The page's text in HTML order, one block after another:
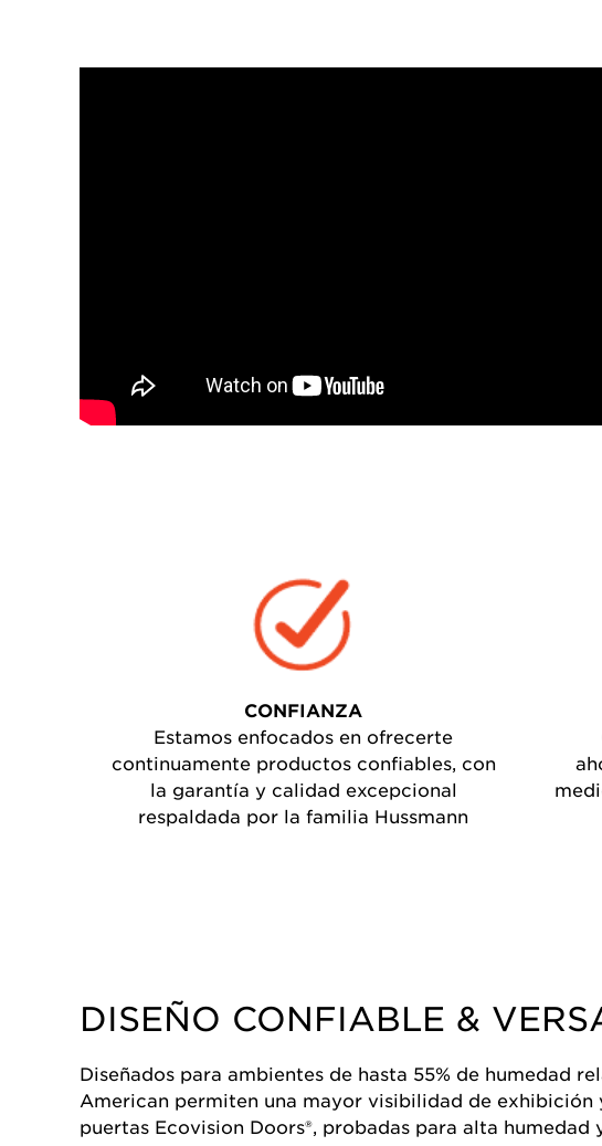
CONFIANZA
Estamos enfocados en ofrecerte
continuamente productos confiables, con
la garantía y calidad excepcional
respaldada por la familia Hussmann
DISEÑO CONFIABLE &
Diseñados para ambientes de hasta 55% de humedad
American permiten una mayor visibilidad de exhibición
puertas Ecovision Doors®, probadas para alta humedad